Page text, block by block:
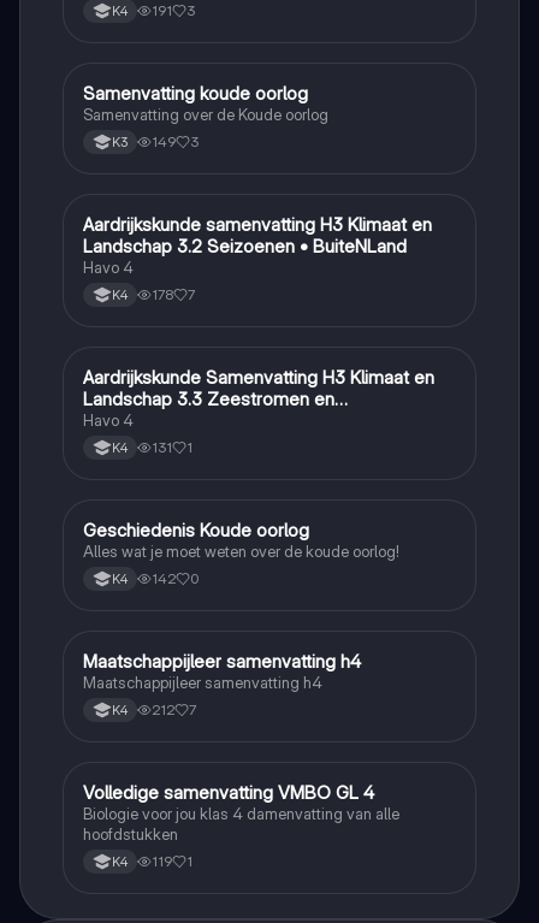
K4 191 3
Geschiedenis
Samenvatting koude oorlog
Samenvatting over de Koude oorlog
K3 149 3
Aardrijkskunde
Aardrijkskunde samenvatting H3 Klimaat en
Landschap 3.2 Seizoenen • BuiteNLand
Havo 4
K4 178 7
Aardrijkskunde
Aardrijkskunde Samenvatting H3 Klimaat en
Landschap 3.3 Zeestromen en
Klimaatgebieden • BuiteNLand
Havo 4
K4 131 1
Geschiedenis
Geschiedenis Koude oorlog
Alles wat je moet weten over de koude oorlog!
K4 142 0
Maatschappijleer
Maatschappijleer samenvatting h4
Maatschappijleer samenvatting h4
K4 212 7
Biologie
Volledige samenvatting VMBO GL 4
Biologie voor jou klas 4 damenvatting van alle
hoofdstukken
K4 119 1